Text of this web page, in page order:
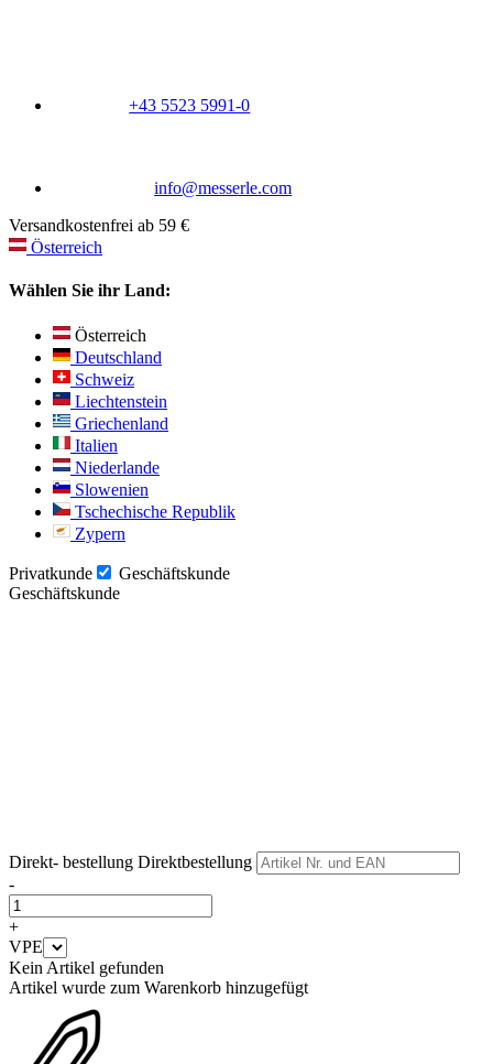
+43 5523 5991-0
info@messerle.com
Versandkostenfrei ab 59 €
Österreich
Wählen Sie ihr Land:
Österreich
Deutschland
Schweiz
Liechtenstein
Griechenland
Italien
Niederlande
Slowenien
Tschechische Republik
Zypern
Privatkunde
Geschäftskunde
Geschäftskunde
Direkt- bestellung Direktbestellung
-
+
VPE
Kein Artikel gefunden
Artikel wurde zum Warenkorb hinzugefügt